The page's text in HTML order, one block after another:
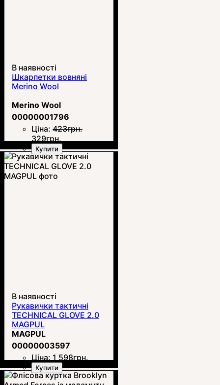
В наявності
Шкарпетки вовняні
Merino Wool
Merino Wool
00000001796
Ціна: 423грн.
329грн.
Купити
В наявності
Рукавички тактичні
TECHNICAL GLOVE 2.0
MAGPUL
MAGPUL
00000003597
Ціна: 1 598грн.
Купити